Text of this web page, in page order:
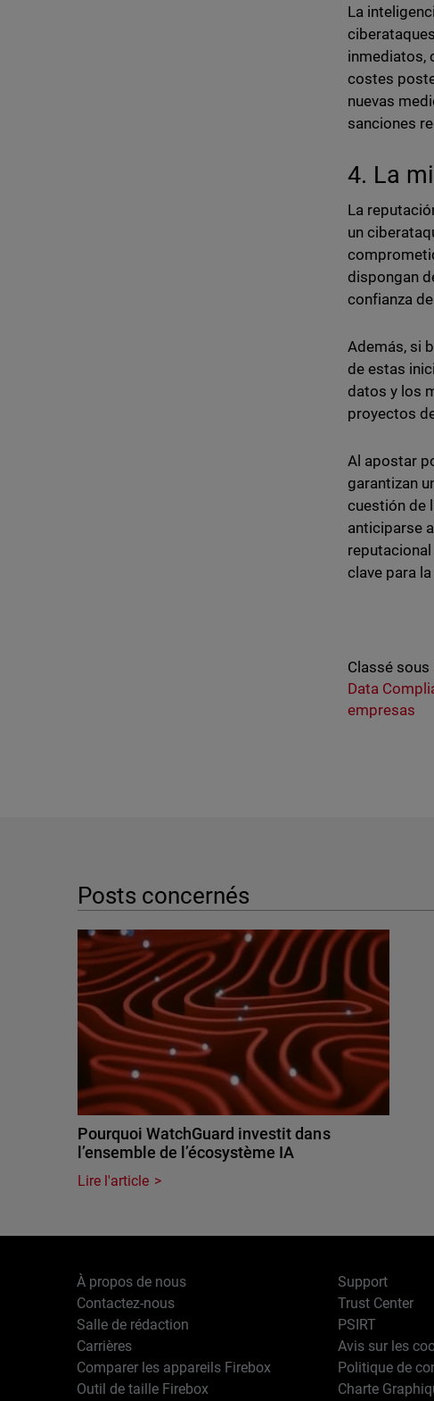
La
inmediatos,
costes
nuevas
sanciones
4. La
La
un
dispongan
confianza
Además, si
de estas
datos y los
proyectos
Al apostar
garantizan
cuestión de
anticiparse
clave para
Classé sous
Data
empresas
Posts concernés
Pourquoi WatchGuard investit dans
l’ensemble de l’écosystème IA
Lire l'article
À propos de nous
Contactez-nous
Salle de rédaction
Carrières
Comparer les appareils Firebox
Outil de taille Firebox
Support
Trust Center
PSIRT
Avis sur les
Politique de
Charte